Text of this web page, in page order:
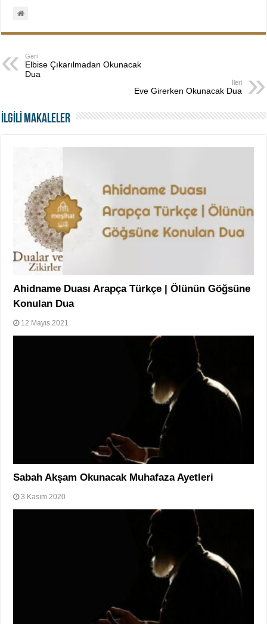
Geri
Elbise Çıkarılmadan Okunacak
Dua
İleri
Eve Girerken Okunacak Dua
İLGİLİ MAKALELER
Ahidname Duası Arapça Türkçe | Ölünün Göğsüne
Konulan Dua
12 Mayıs 2021
Sabah Akşam Okunacak Muhafaza Ayetleri
3 Kasım 2020